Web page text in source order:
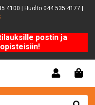
4100 | Huolto 044 535 4177 |
postin ja